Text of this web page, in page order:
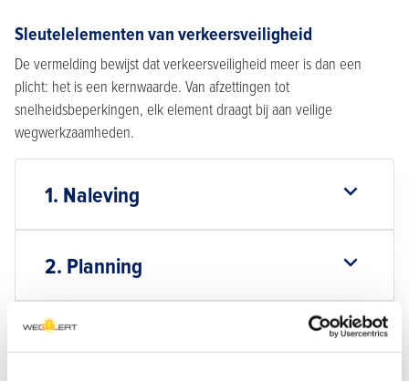
Sleutelelementen van verkeersveiligheid
De vermelding bewijst dat verkeersveiligheid meer is dan een
plicht: het is een kernwaarde. Van afzettingen tot
snelheidsbeperkingen, elk element draagt bij aan veilige
wegwerkzaamheden.
1. Naleving
2. Planning
3. Betrokkenheid van
weggebruikers